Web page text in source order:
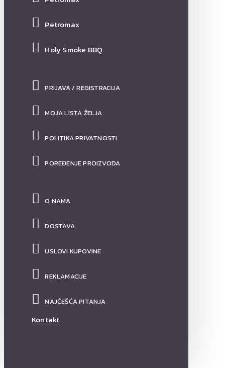
Petromax
Holy Smoke BBQ
PRIJAVA / REGISTRACIJA
MOJA LISTA ŽELJA
POLITIKA PRIVATNOSTI
POREĐENJE PROIZVODA
O NAMA
DOSTAVA
USLOVI KUPOVINE
REKLAMACIJE
NAJČEŠĆA PITANJA
Kontakt